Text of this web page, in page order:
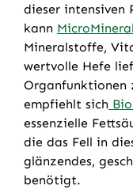
dieser intensiven
kann MicroMineral
Mineralstoffe,
wertvolle Hefe
Organfunktionen
empfiehlt sich
essenzielle
die das Fell in
glänzendes,
benötigt.